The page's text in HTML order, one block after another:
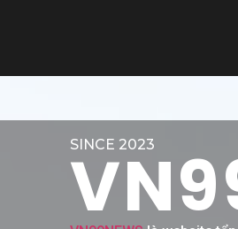
SINCE 2023